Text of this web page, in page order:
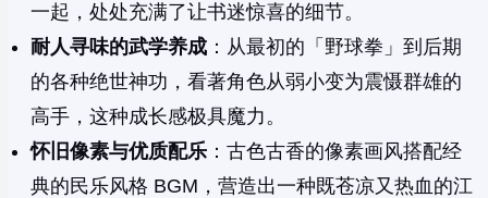
一起，处处充满了让书迷惊喜的细节。
耐人寻味的武学养成 ：从最初的「野球拳」到后期
的各种绝世神功，看著角色从弱小变为震慑群雄的
高手，这种成长感极具魔力。
怀旧像素与优质配乐 ：古色古香的像素画风搭配经
典的民乐风格 BGM，营造出一种既苍凉又热血的江